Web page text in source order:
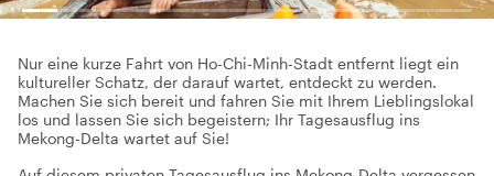
Nur eine kurze Fahrt von Ho-Chi-Minh-Stadt entfernt liegt ein
kultureller Schatz, der darauf wartet, entdeckt zu werden.
Machen Sie sich bereit und fahren Sie mit Ihrem Lieblingslokal
los und lassen Sie sich begeistern; Ihr Tagesausflug ins
Mekong-Delta wartet auf Sie!